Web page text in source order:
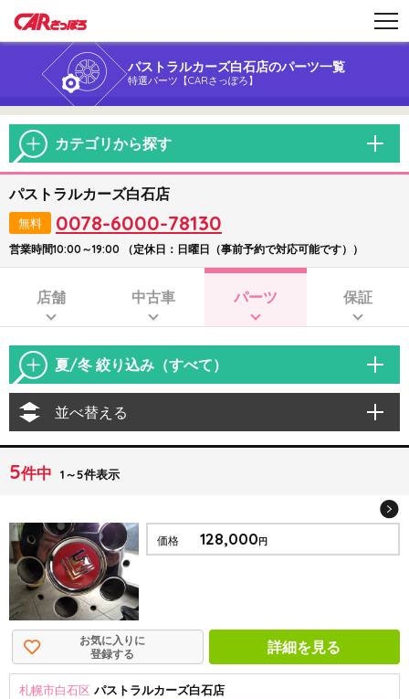
パストラルカーズ白石店のパーツ一覧
特選パーツ【CARさっぽろ】
カテゴリから探す
パストラルカーズ白石店
無料 0078-6000-78130
営業時間10:00～19:00 （定休日：日曜日（事前予約で対応可能です））
店舗 中古車 パーツ 保証
夏/冬 絞り込み（すべて）
並べ替える
5件中 1～5件表示
価格 128,000円
お気に入りに
登録する
詳細を見る
札幌市白石区 パストラルカーズ白石店